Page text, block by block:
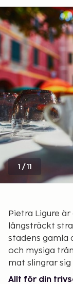
1 /11
Pietra Ligure
långsträckt
stadens gamla
och mysiga
mat slingrar sig
Allt för din